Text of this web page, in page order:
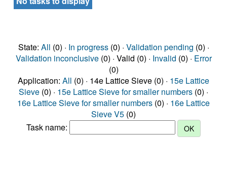
State: All (0) · In progress(0) · Validation pending (0) ·
Validation inconclusive(0) · Valid (0) · Invalid (0) · Error
(0)
Application: All (0) · 14e Lattice Sieve (0) · 15e Lattice
Sieve (0) · 15e Lattice Sieve for smaller numbers (0) ·
16e Lattice Sieve for smaller numbers (0) · 16e Lattice
Sieve V5 (0)
Task name: